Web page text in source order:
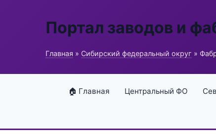
Портал заводов и
Главная » Сибирский федеральный округ »
🏠 Главная Центральный ФО